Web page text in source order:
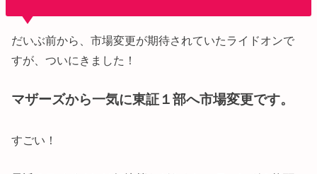
だいぶ前から、市場変更が期待されていたライドオンで
すが、ついにきました！
マザーズから一気に東証１部へ市場変更です。
すごい！